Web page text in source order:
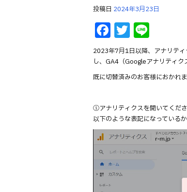
投稿日 2024年3月23日
F
a
c
e
o
o
k
T
w
it
te
n
e
2023年7月1日以降、アナリテ
し、GA4（Googleアナリティク
既に切替済みのお客様におかれ
①アナリティクスを開いてくださ
以下のような表記になっている